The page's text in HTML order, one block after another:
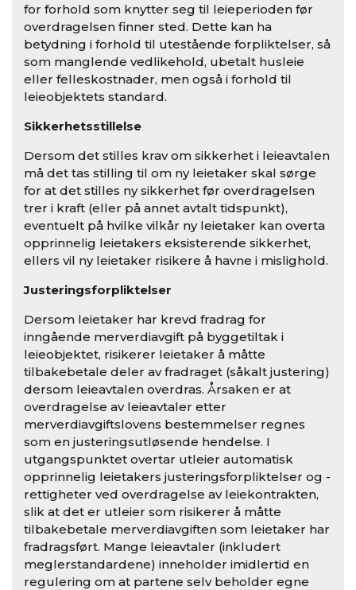
for forhold som knytter seg til leieperioden før
overdragelsen finner sted. Dette kan ha
betydning i forhold til utestående forpliktelser, så
som manglende vedlikehold, ubetalt husleie
eller felleskostnader, men også i forhold til
leieobjektets standard.
Sikkerhetsstillelse
Dersom det stilles krav om sikkerhet i leieavtalen
må det tas stilling til om ny leietaker skal sørge
for at det stilles ny sikkerhet før overdragelsen
trer i kraft (eller på annet avtalt tidspunkt),
eventuelt på hvilke vilkår ny leietaker kan overta
opprinnelig leietakers eksisterende sikkerhet,
ellers vil ny leietaker risikere å havne i mislighold.
Justeringsforpliktelser
Dersom leietaker har krevd fradrag for
inngående merverdiavgift på byggetiltak i
leieobjektet, risikerer leietaker å måtte
tilbakebetale deler av fradraget (såkalt justering)
dersom leieavtalen overdras. Årsaken er at
overdragelse av leieavtaler etter
merverdiavgiftslovens bestemmelser regnes
som en justeringsutløsende hendelse. I
utgangspunktet overtar utleier automatisk
opprinnelig leietakers justeringsforpliktelser og -
rettigheter ved overdragelse av leiekontrakten,
slik at det er utleier som risikerer å måtte
tilbakebetale merverdiavgiften som leietaker har
fradragsført. Mange leieavtaler (inkludert
meglerstandardene) inneholder imidlertid en
regulering om at partene selv beholder egne